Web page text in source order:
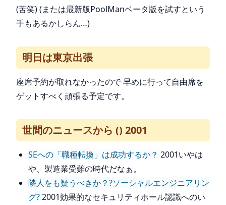
(苦笑) (または最新版PoolManベータ版を試すという
手もあるかしらん…)
明日は東京出張
座席予約が取れなかったので 早めに行って自由席を
ゲットすべく頑張る予定です。
世間のニュースから () 2001
SEへの「職種転換」は成功するか？ 2001いやは
や、製造業受難の時代だなぁ。
隣人をも疑うべきか？?ソーシャルエンジニアリン
グ?2001効果的なセキュリティホール認識へのい